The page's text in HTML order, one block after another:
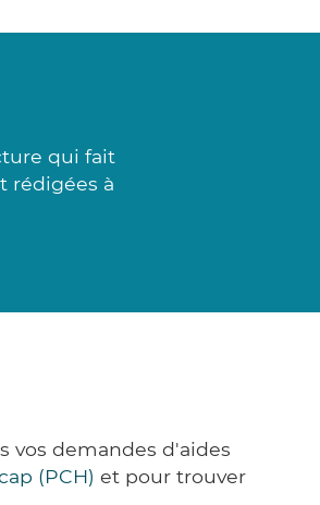
qui fait
rédigées à
vos demandes d'aides
(PCH) et pour trouver